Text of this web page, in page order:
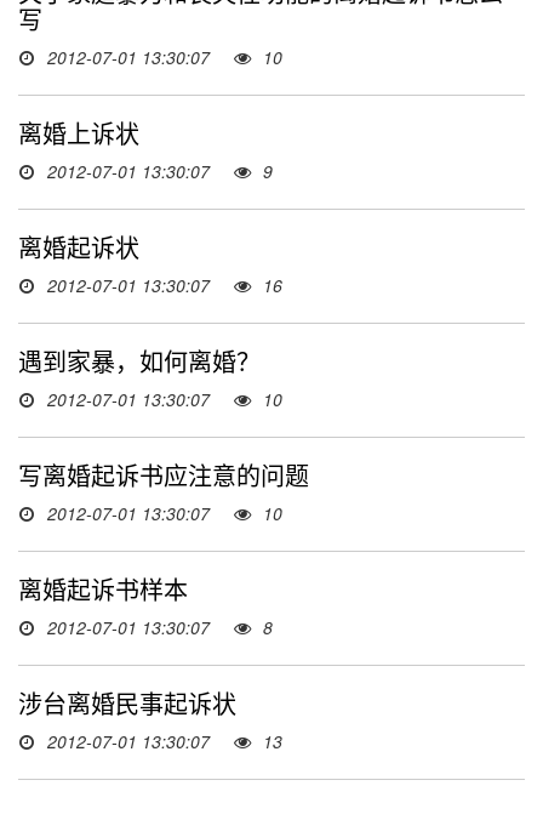
写
2012-07-01 13:30:07 10
离婚上诉状
2012-07-01 13:30:07 9
离婚起诉状
2012-07-01 13:30:07 16
遇到家暴，如何离婚？
2012-07-01 13:30:07 10
写离婚起诉书应注意的问题
2012-07-01 13:30:07 10
离婚起诉书样本
2012-07-01 13:30:07 8
涉台离婚民事起诉状
2012-07-01 13:30:07 13